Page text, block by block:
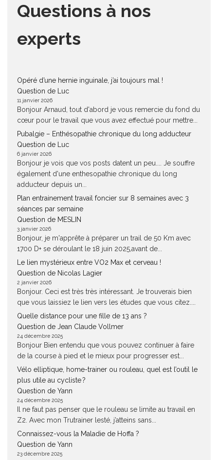
Questions à nos
experts
Opéré d’une hernie inguinale, j’ai toujours mal !
Question de Luc
11 janvier 2026
Bonjour Arnaud, tout d'abord je vous remercie du fond du
cœur pour le travail que vous avez effectué pour mettre...
Pubalgie – Enthésopathie chronique du long adducteur
Question de Luc
6 janvier 2026
Bonjour je vois que vos posts datent un peu.... Je souffre
également d'une enthesopathie chronique du long
adducteur depuis un...
Plan entrainement travail foncier sur 8 semaines avec 3
séances par semaine
Question de MESLIN
3 janvier 2026
Bonjour, je m'apprête à préparer un trail de 50 Km avec
1700 D+ se déroulant le 18 juin 2025,avant de...
Le lien mystérieux entre VO2 Max et cerveau !
Question de Nicolas Lagier
2 janvier 2026
Bonjour. Ceci est très très intéressant. Je trouverais bien
que vous laissiez le lien vers les études que vous citez....
Quelle distance pour une fille de 13 ans ?
Question de Jean Claude Vollmer
24 décembre 2025
Bonjour Bien entendu que vous pouvez continuer à faire
de la course à pied et le mieux pour progresser est...
Vélo elliptique, home-trainer ou rouleau, quel est l’outil le
plus utile au cycliste ?
Question de Yann
24 décembre 2025
Il ne faut pas penser que le rouleau se limite au travail en
Z2. Avec mon Trutrainer lesté, j’atteins sans...
Connaissez-vous la Maladie de Hoffa ?
Question de Yann
23 décembre 2025